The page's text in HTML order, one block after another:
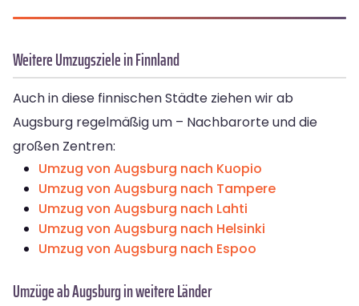
Weitere Umzugsziele in Finnland
Auch in diese finnischen Städte ziehen wir ab
Augsburg regelmäßig um – Nachbarorte und die
großen Zentren:
Umzug von Augsburg nach Kuopio
Umzug von Augsburg nach Tampere
Umzug von Augsburg nach Lahti
Umzug von Augsburg nach Helsinki
Umzug von Augsburg nach Espoo
Umzüge ab Augsburg in weitere Länder